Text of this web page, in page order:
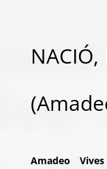
NACIÓ,
Amadeo